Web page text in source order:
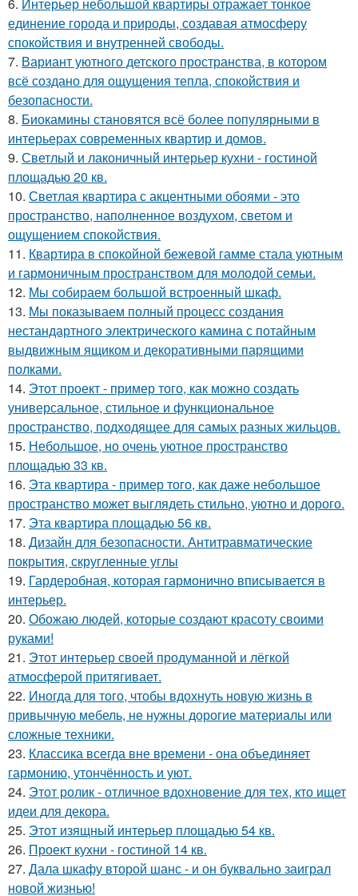
6. Интерьер небольшой квартиры отражает тонкое
единение города и природы, создавая атмосферу
спокойствия и внутренней свободы.
7. Вариант уютного детского пространства, в котором
всё создано для ощущения тепла, спокойствия и
безопасности.
8. Биокамины становятся всё более популярными в
интерьерах современных квартир и домов.
9. Светлый и лаконичный интерьер кухни - гостиной
площадью 20 кв.
10. Светлая квартира с акцентными обоями - это
пространство, наполненное воздухом, светом и
ощущением спокойствия.
11. Квартира в спокойной бежевой гамме стала уютным
и гармоничным пространством для молодой семьи.
12. Мы собираем большой встроенный шкаф.
13. Мы показываем полный процесс создания
нестандартного электрического камина с потайным
выдвижным ящиком и декоративными парящими
полками.
14. Этот проект - пример того, как можно создать
универсальное, стильное и функциональное
пространство, подходящее для самых разных жильцов.
15. Небольшое, но очень уютное пространство
площадью 33 кв.
16. Эта квартира - пример того, как даже небольшое
пространство может выглядеть стильно, уютно и дорого.
17. Эта квартира площадью 56 кв.
18. Дизайн для безопасности. Антитравматические
покрытия, скругленные углы
19. Гардеробная, которая гармонично вписывается в
интерьер.
20. Обожаю людей, которые создают красоту своими
руками!
21. Этот интерьер своей продуманной и лёгкой
атмосферой притягивает.
22. Иногда для того, чтобы вдохнуть новую жизнь в
привычную мебель, не нужны дорогие материалы или
сложные техники.
23. Классика всегда вне времени - она объединяет
гармонию, утончённость и уют.
24. Этот ролик - отличное вдохновение для тех, кто ищет
идеи для декора.
25. Этот изящный интерьер площадью 54 кв.
26. Проект кухни - гостиной 14 кв.
27. Дала шкафу второй шанс - и он буквально заиграл
новой жизнью!